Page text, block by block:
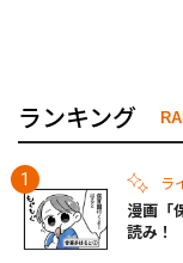
ランキング
ラ
漫画「
読み！